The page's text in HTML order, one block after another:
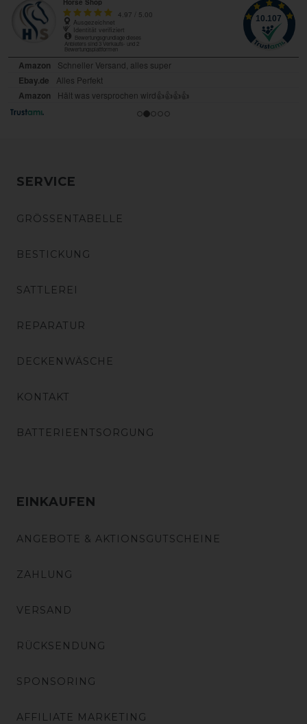
SERVICE
GRÖSSENTABELLE
BESTICKUNG
SATTLEREI
REPARATUR
DECKENWÄSCHE
KONTAKT
BATTERIEENTSORGUNG
EINKAUFEN
ANGEBOTE & AKTIONSGUTSCHEINE
ZAHLUNG
VERSAND
RÜCKSENDUNG
SPONSORING
AFFILIATE MARKETING